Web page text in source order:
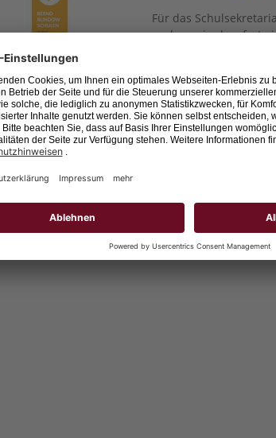
Für das
suchen wir ab sofort